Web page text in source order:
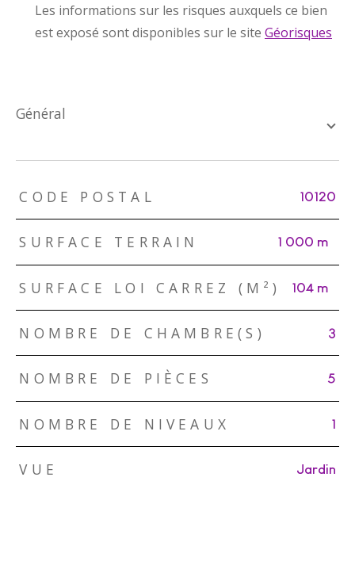
Les informations sur les risques auxquels ce bien
est exposé sont disponibles sur le site Géorisques
général
TRAD_ZEPHYR_Caracteristique TRAD_ZEPHYR_Valeurs
CODE POSTAL 10120
SURFACE TERRAIN 1 000 m²
SURFACE LOI CARREZ (M²) 104 m²
NOMBRE DE CHAMBRE(S) 3
NOMBRE DE PIÈCES 5
NOMBRE DE NIVEAUX 1
VUE Jardin